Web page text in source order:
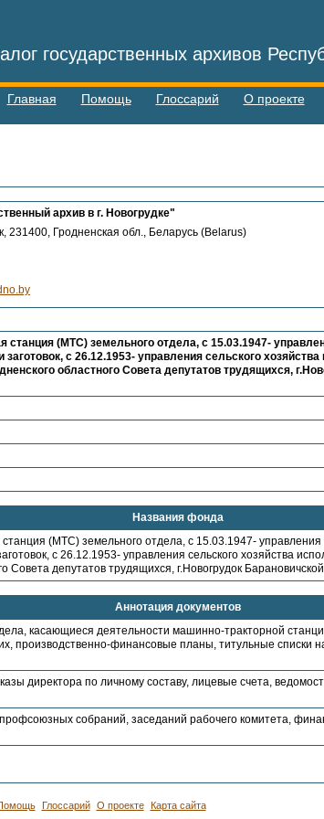
государственных архивов
Главная Помощь Глоссарий О проекте
архив в г. Новогрудке"
231400, Гродненская обл., Беларусь (Belarus)
станция (МТС) земельного отдела, с 15.03.1947-
с 26.12.1953- управления сельского
областного Совета депутатов трудящихся,
Названия фонда
(МТС) земельного отдела, с 15.03.1947- управления
с 26.12.1953- управления сельского хозяйства
Совета депутатов трудящихся, г.Новогрудок
Аннотация документов
касающиеся деятельности машинно-тракторной
производственно-финансовые планы, титульные списки
директора по личному составу, лицевые счета,
собраний, заседаний рабочего комитета,
Глоссарий О проекте Карта сайта